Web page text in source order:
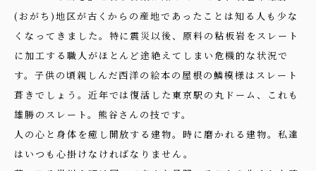
(おがち)地区が古くからの産地であったことは知る人も少な
くなってきました。特に震災以後、原料の粘板岩をスレート
に加工する職人がほとんど途絶えてしまい危機的な状況で
す。子供の頃親しんだ西洋の絵本の屋根の鱗模様はスレート
葺きでしょう。近年では復活した東京駅の丸ドーム、これも
雄勝のスレート。熊谷さんの技です。
人の心と身体を癒し開放する建物。時に磨かれる建物。私達
はいつも心掛けなければなりません。